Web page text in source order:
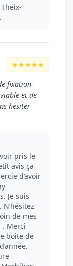
★★★★★
fixation
et de
hesiter
pris le
avis ça
d’avoir
Je suis
de mes
. Merci
boite de